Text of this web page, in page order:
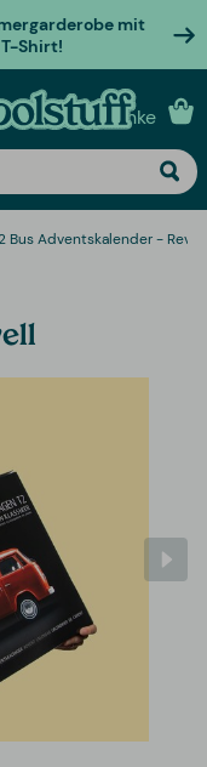
mit
Shirt!
geschenke
Bus Adventskalender - Revell